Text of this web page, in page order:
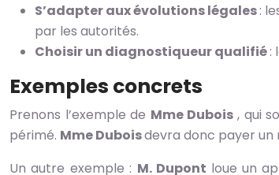
S’adapter aux évolutions légales:
par les autorités.
Choisir un diagnostiqueur qualifié:
Exemples concrets
Prenons l’exemple de Mme Dubois , qui
périmé. Mme Duboisdevra donc payer un
Un autre exemple : M. Dupont loue un